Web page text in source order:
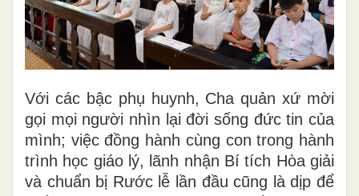
Với các bậc phụ huynh, Cha quản xứ mời
gọi mọi người nhìn lại đời sống đức tin của
mình; việc đồng hành cùng con trong hành
trình học giáo lý, lãnh nhận Bí tích Hòa giải
và chuẩn bị Rước lễ lần đầu cũng là dịp để